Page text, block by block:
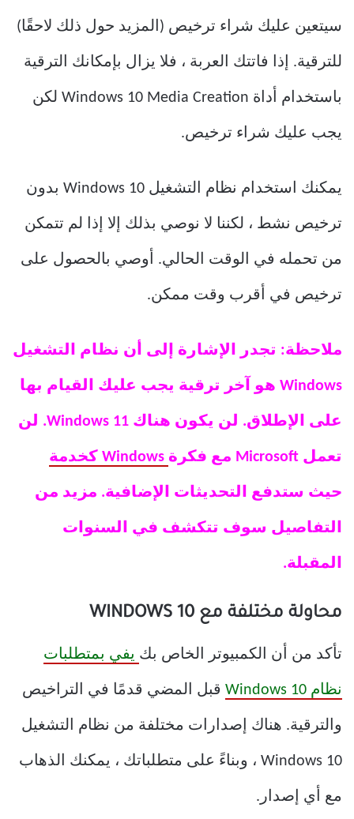
سيتعين عليك شراء ترخيص (المزيد حول ذلك لاحقًا)
للترقية. إذا فاتتك العربة ، فلا يزال بإمكانك الترقية
باستخدام أداة Windows 10 Media Creation لكن
يجب عليك شراء ترخيص.
يمكنك استخدام نظام التشغيل Windows 10 بدون
ترخيص نشط ، لكننا لا نوصي بذلك إلا إذا لم تتمكن
من تحمله في الوقت الحالي. أوصي بالحصول على
ترخيص في أقرب وقت ممكن.
ملاحظة: تجدر الإشارة إلى أن نظام التشغيل
Windows هو آخر ترقية يجب عليك القيام بها
على الإطلاق. لن يكون هناك Windows 11. لن
تعمل Microsoft مع فكرة
حيث ستدفع التحديثات الإضافية. مزيد من
التفاصيل سوف تتكشف في السنوات
المقبلة.
محاولة مختلفة مع WINDOWS 10
تأكد من أن الكمبيوتر الخاص بك يفي بمتطلبات
نظام Windows 10 قبل المضي قدمًا في التراخيص
والترقية. هناك إصدارات مختلفة من نظام التشغيل
Windows 10 ، وبناءً على متطلباتك ، يمكنك الذهاب
مع أي إصدار.